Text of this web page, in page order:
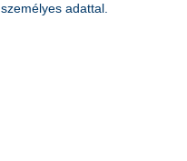
személyes adattal.